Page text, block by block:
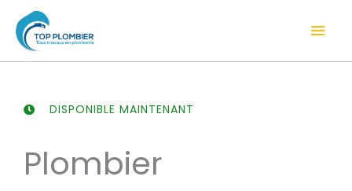
contenu
DISPONIBLE MAINTENANT
Plombier